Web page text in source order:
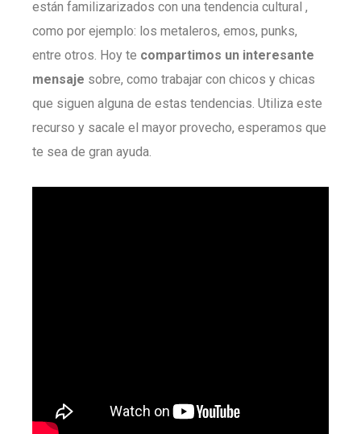
están familizarizados con una tendencia cultural ,
como por ejemplo: los metaleros, emos, punks,
entre otros. Hoy te compartimos un interesante
mensaje sobre, como trabajar con chicos y chicas
que siguen alguna de estas tendencias. Utiliza este
recurso y sacale el mayor provecho, esperamos que
te sea de gran ayuda.